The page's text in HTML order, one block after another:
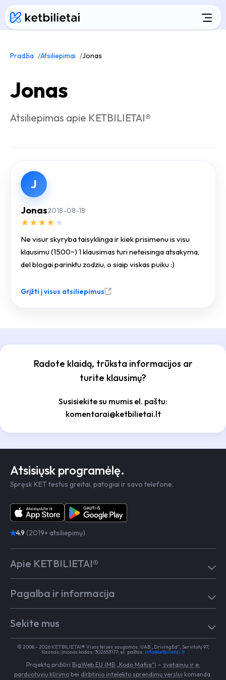
Pradžia Atsiliepimai Jonas
Jonas
Atsiliepimas apie KETBILIETAI®
J
Jonas2018-08-18
★ ★ ★ ★ ★
Ne visur skyryba taisyklinga ir kiek prisimenu is visu
klausimu (1500~) 1 klausimas turi neteisinga atsakyma,
del blogai parinktu zodziu, o siaip viskas puiku :)
Grįžti į visus atsiliepimus
Radote klaidą, trūksta informacijos ar
turite klausimų?
Susisiekite su mumis el. paštu:
komentarai@ketbilietai.lt
Atsisiųsk programėlę.
Spręsk KET testus greitai, patogiai ir savo telefone.
4.9 (2019+ atsiliepimų)
Apie KETBILIETAI®
Kaip mokytis
Testai
Test in English
Kontaktai
Vairavimo mokykloms
Apie KETBILIETAI®
Pagalba ir informacija
Dažniausiai užduodami klausimai
Egzaminai Regitroje
Medicininė pažyma
Naujienos
Sekite mus
TikTok
Facebook
Instagram
© 2008 - 2026 KETBILIETAI® Visos teisės saugomos. UAB „DrivingEd“, Servitutų 97,
Kaunas; įmonės kodas: 302653177; el. paštas: info@ketbilietai.lt
Projektą prižiūri BigWeb.EU (MB „Kodo Mafija“) – svetainių ir e.
parduotuvių kūrimo bei dirbtinio intelekto sprendimų verslui komanda.